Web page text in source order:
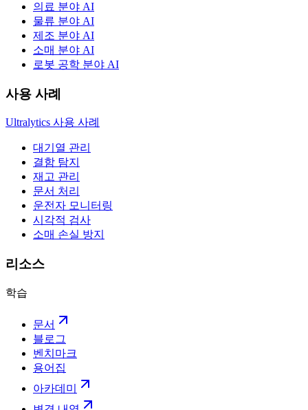
의료 분야 AI
물류 분야 AI
제조 분야 AI
소매 분야 AI
로봇 공학 분야 AI
사용 사례
Ultralytics 사용 사례
대기열 관리
결함 탐지
재고 관리
문서 처리
운전자 모니터링
시각적 검사
소매 손실 방지
리소스
학습
문서
블로그
벤치마크
용어집
아카데미